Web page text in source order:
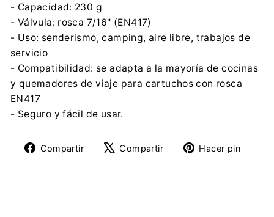
- Capacidad: 230 g
- Válvula: rosca 7/16" (EN417)
- Uso: senderismo, camping, aire libre, trabajos de
servicio
- Compatibilidad: se adapta a la mayoría de cocinas
y quemadores de viaje para cartuchos con rosca
EN417
- Seguro y fácil de usar.
Compartir
CompartirCompartir
TuitearHacer pin